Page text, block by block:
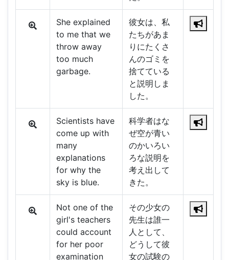
She explained
to me that we
throw away
too much
garbage.
彼女は、私
たちがあま
りにたくさ
んのゴミを
捨てている
と説明しま
した。
Scientists have
come up with
many
explanations
for why the
sky is blue.
科学者はな
ぜ空が青い
のかいろい
ろな説明を
考え出して
きた。
Not one of the
girl's teachers
could account
for her poor
examination
その少女の
先生は誰一
人として、
どうして彼
女の試験の